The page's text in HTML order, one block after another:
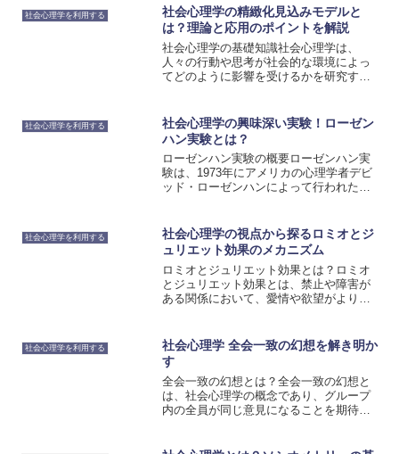
の残虐行為が後世の人々に影響を与えた
とされています。カリギュ...
社会心理学を利用する
社会心理学の精緻化見込みモデルと
は？理論と応用のポイントを解説
社会心理学の基礎知識社会心理学は、
人々の行動や思考が社会的な環境によっ
てどのように影響を受けるかを研究する
理解に役立ちます。社会心理学の基礎知
識には、いくつかの重要な概...
社会心理学を利用する
社会心理学の興味深い実験！ローゼン
ハン実験とは？
ローゼンハン実験の概要ローゼンハン実
験は、1973年にアメリカの心理学者デビ
ッド・ローゼンハンによって行われた実
ました。ローゼンハンは、健康な人々を
実験参加者として選び...
社会心理学を利用する
社会心理学の視点から探るロミオとジ
ュリエット効果のメカニズム
ロミオとジュリエット効果とは？ロミオ
とジュリエット効果とは、禁止や障害が
ある関係において、愛情や欲望がより強
ットに由来しており、二人の恋人が家族
の対立や社会の制約によっ...
社会心理学を利用する
社会心理学 全会一致の幻想を解き明か
す
全会一致の幻想とは？全会一致の幻想と
は、社会心理学の概念であり、グループ
内の全員が同じ意見になることを期待す